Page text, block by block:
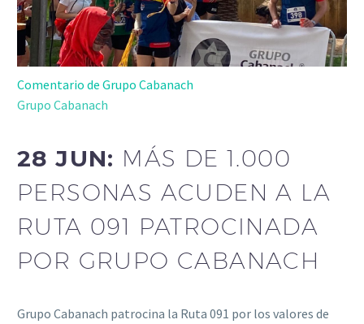
Comentario de Grupo Cabanach
Grupo Cabanach
28 JUN: MÁS DE 1.000
PERSONAS ACUDEN A LA
RUTA 091 PATROCINADA
POR GRUPO CABANACH
Grupo Cabanach patrocina la Ruta 091 por los valores de